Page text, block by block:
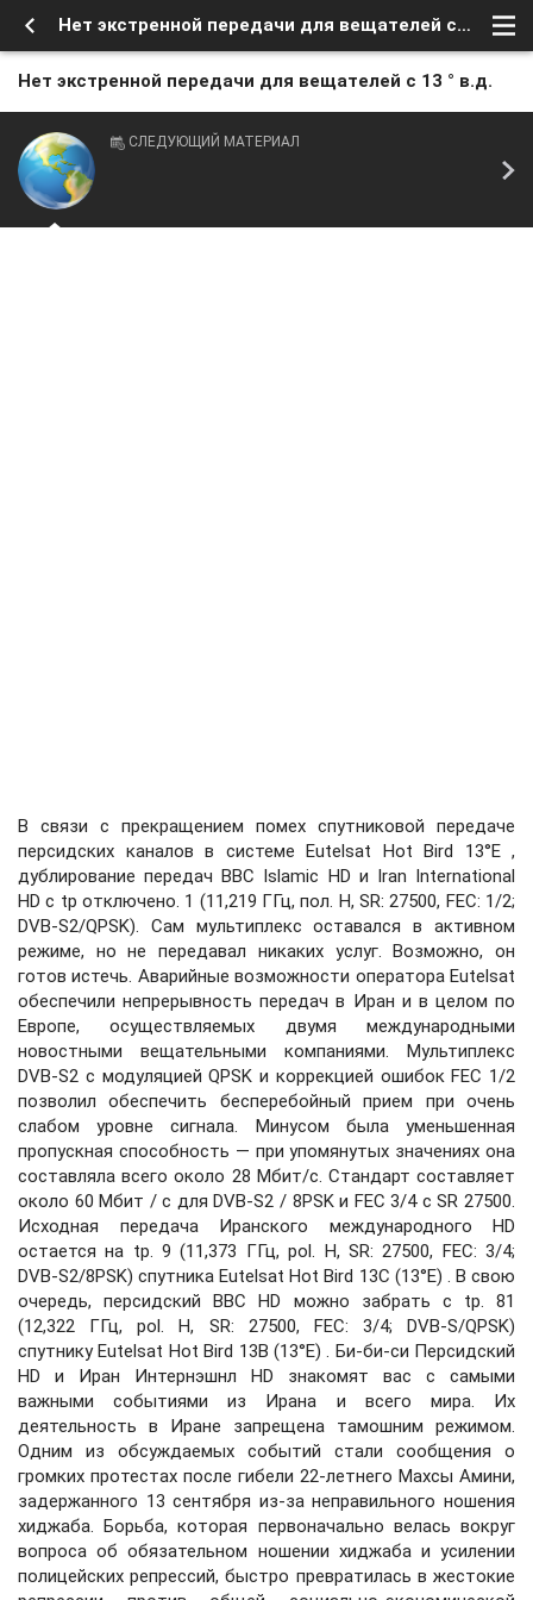
Нет экстренной передачи для вещателей с 13 ° в.д.
Нет экстренной передачи для вещателей с 13 ° в.д.
СЛЕДУЮЩИЙ МАТЕРИАЛ
В связи с прекращением помех спутниковой передаче
персидских каналов в системе Eutelsat Hot Bird 13°E ,
дублирование передач BBC Islamic HD и Iran International
HD с tp отключено. 1 (11,219 ГГц, пол. H, SR: 27500, FEC: 1/2;
DVB-S2/QPSK). Сам мультиплекс оставался в активном
режиме, но не передавал никаких услуг. Возможно, он
готов истечь. Аварийные возможности оператора Eutelsat
обеспечили непрерывность передач в Иран и в целом по
Европе, осуществляемых двумя международными
новостными вещательными компаниями. Мультиплекс
DVB-S2 с модуляцией QPSK и коррекцией ошибок FEC 1/2
позволил обеспечить бесперебойный прием при очень
слабом уровне сигнала. Минусом была уменьшенная
пропускная способность — при упомянутых значениях она
составляла всего около 28 Мбит/с. Стандарт составляет
около 60 Мбит / с для DVB-S2 / 8PSK и FEC 3/4 с SR 27500.
Исходная передача Иранского международного HD
остается на tp. 9 (11,373 ГГц, pol. H, SR: 27500, FEC: 3/4;
DVB-S2/8PSK) спутника Eutelsat Hot Bird 13C (13°E) . В свою
очередь, персидский BBC HD можно забрать с tp. 81
(12,322 ГГц, pol. H, SR: 27500, FEC: 3/4; DVB-S/QPSK)
спутникy Eutelsat Hot Bird 13B (13°E) . Би-би-си Персидский
HD и Иран Интернэшнл HD знакомят вас с самыми
важными событиями из Ирана и всего мира. Их
деятельность в Иране запрещена тамошним режимом.
Одним из обсуждаемых событий стали сообщения о
громких протестах после гибели 22-летнего Махсы Амини,
задержанного 13 сентября из-за неправильного ношения
хиджаба. Борьба, которая первоначально велась вокруг
вопроса об обязательном ношении хиджаба и усилении
полицейских репрессий, быстро превратилась в жестокие